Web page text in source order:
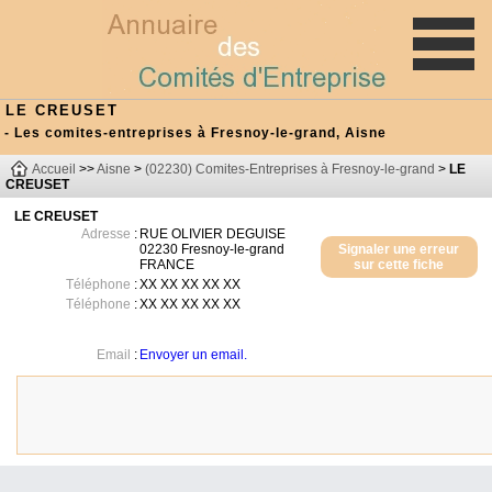
LE CREUSET
- Les comites-entreprises à Fresnoy-le-grand, Aisne
Accueil >>Aisne > (02230) Comites-Entreprises à Fresnoy-le-grand > LE
CREUSET
LE CREUSET
Signaler une erreur
sur cette fiche
Adresse : RUE OLIVIER DEGUISE
02230 Fresnoy-le-grand
FRANCE
Téléphone :XX XX XX XX XX
Téléphone :XX XX XX XX XX
Email : Envoyer un email.